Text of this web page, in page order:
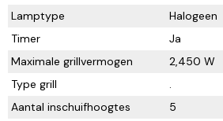
Lamptype
Halogeen
Timer
Ja
Maximale grillvermogen
2,450 W
Type grill
.
Aantal inschuifhoogtes
5